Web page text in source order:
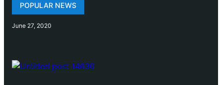
POPULAR NEWS
June 27, 2020